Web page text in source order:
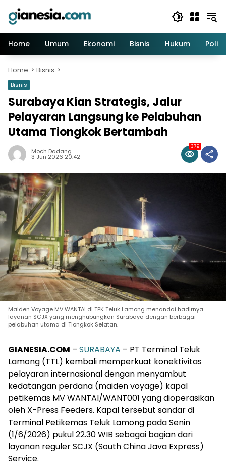
content
Home
Umum Ekonomi Bisnis Hukum Politik
Home Bisnis
Bisnis
Surabaya Kian Strategis, Jalur
Pelayaran Langsung ke Pelabuhan
Utama Tiongkok Bertambah
Moch Dadang
3 Jun 2026 20:42
379
Maiden Voyage MV WANTAI di TPK Teluk Lamong menandai hadirnya
layanan SCJX yang menghubungkan Surabaya dengan berbagai
pelabuhan utama di Tiongkok Selatan.
GIANESIA.COM – SURABAYA – PT Terminal Teluk
Lamong (TTL) kembali memperkuat konektivitas
pelayaran internasional dengan menyambut
kedatangan perdana (maiden voyage) kapal
petikemas MV WANTAI/WANT001 yang dioperasikan
oleh X-Press Feeders. Kapal tersebut sandar di
Terminal Petikemas Teluk Lamong pada Senin
(1/6/2026) pukul 22.30 WIB sebagai bagian dari
layanan reguler SCJX (South China Java Express)
Service.